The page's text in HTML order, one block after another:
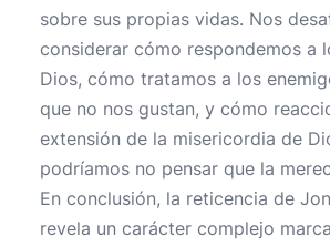
sobre sus propias vidas. Nos
considerar cómo respondemos a
Dios, cómo tratamos a los
que no nos gustan, y cómo
extensión de la misericordia de
podríamos no pensar que la
En conclusión, la reticencia de
revela un carácter complejo